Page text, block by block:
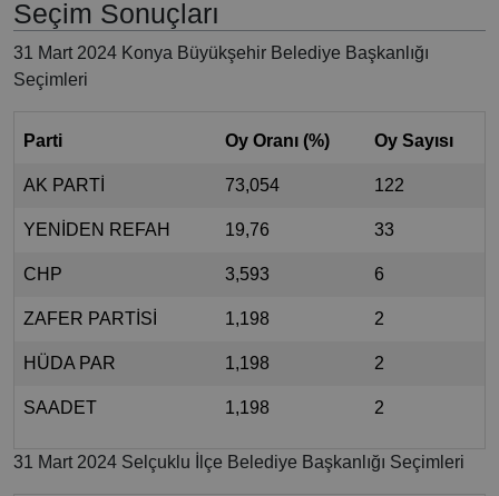
Seçim Sonuçları
31 Mart 2024 Konya Büyükşehir Belediye Başkanlığı
Seçimleri
Parti Oy Oranı (%) Oy Sayısı
AK PARTİ 73,054 122
YENİDEN REFAH 19,76 33
CHP 3,593 6
ZAFER PARTİSİ 1,198 2
HÜDA PAR 1,198 2
SAADET 1,198 2
31 Mart 2024 Selçuklu İlçe Belediye Başkanlığı Seçimleri